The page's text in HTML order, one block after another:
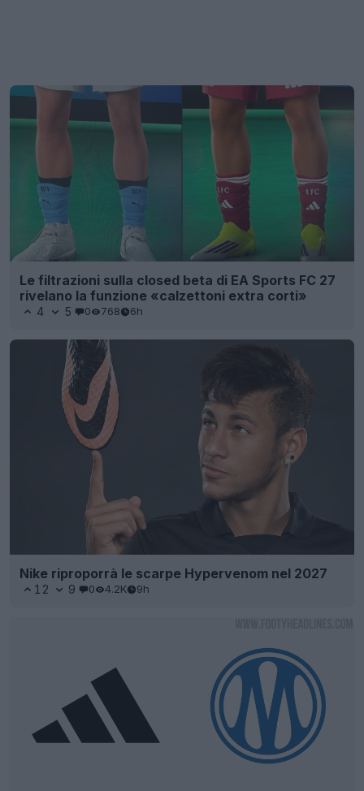
Le filtrazioni sulla closed beta di EA Sports FC 27
rivelano la funzione «calzettoni extra corti»
4 5 0 768 6h
Nike riproporrà le scarpe Hypervenom nel 2027
12 9 0 4.2K 9h